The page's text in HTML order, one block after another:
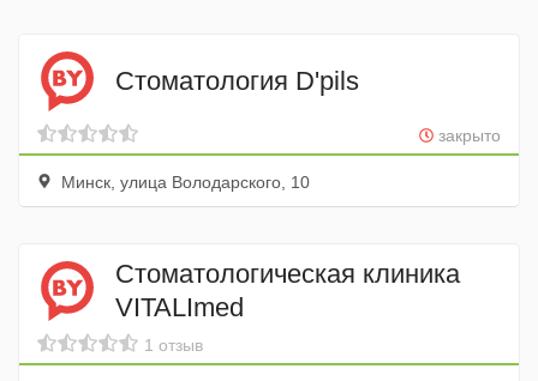
Стоматология D'pils
закрыто
Минск, улица Володарского, 10
Стоматологическая клиника
VITALImed
1 отзыв